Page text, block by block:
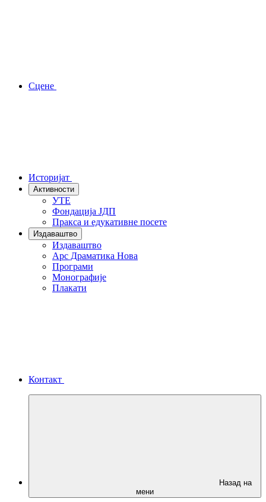
Сцене
Историјат
Активности
УТЕ
Фондација ЈДП
Пракса и едукативне посете
Издаваштво
Издаваштво
Арс Драматика Нова
Програми
Монографије
Плакати
Контакт
Назад на
мени